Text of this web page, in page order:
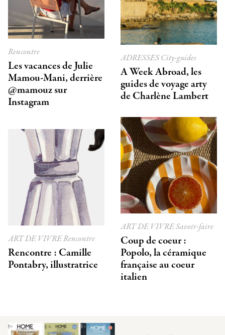
Rencontre
Les vacances de Julie
Mamou-Mani, derrière
@mamouz sur
Instagram
ADRESSESCity-guides
A Week Abroad, les
guides de voyage arty
de Charlène Lambert
ART DE VIVRERencontre
Rencontre : Camille
Pontabry, illustratrice
ART DE VIVRESavoir-faire
Coup de coeur :
Popolo, la céramique
française au coeur
italien